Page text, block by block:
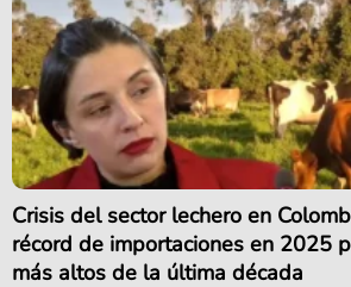
Crisis del sector lechero en
récord de importaciones en 2025
más altos de la última década